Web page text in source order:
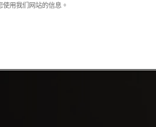
用我们网站的信息。